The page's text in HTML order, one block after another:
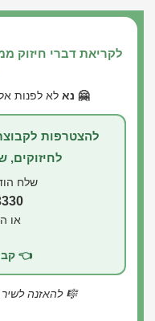
לקריאת דברי חיזוק
🤗 נא לא לפנות
להצטרפות
לחיזוקים,
שלח
או
👈
🎼 להאזנה